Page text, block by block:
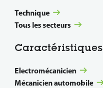
Technique
Tous les secteurs
Caractéristiques
Electromécanicien
Mécanicien automobile